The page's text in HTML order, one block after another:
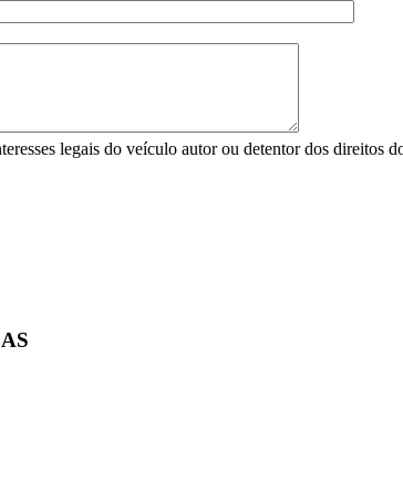
legais do veículo autor ou detentor dos direitos